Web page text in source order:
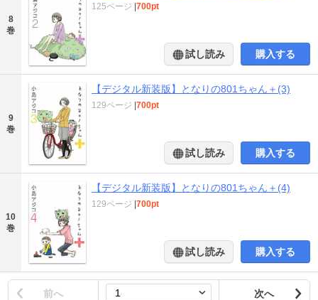
8
巻
125ページ |700pt
試し読み 購入する
9
巻
【デジタル新装版】となりの801ちゃん＋(3)
129ページ |700pt
試し読み 購入する
10
巻
【デジタル新装版】となりの801ちゃん＋(4)
129ページ |700pt
試し読み 購入する
前へ 次へ